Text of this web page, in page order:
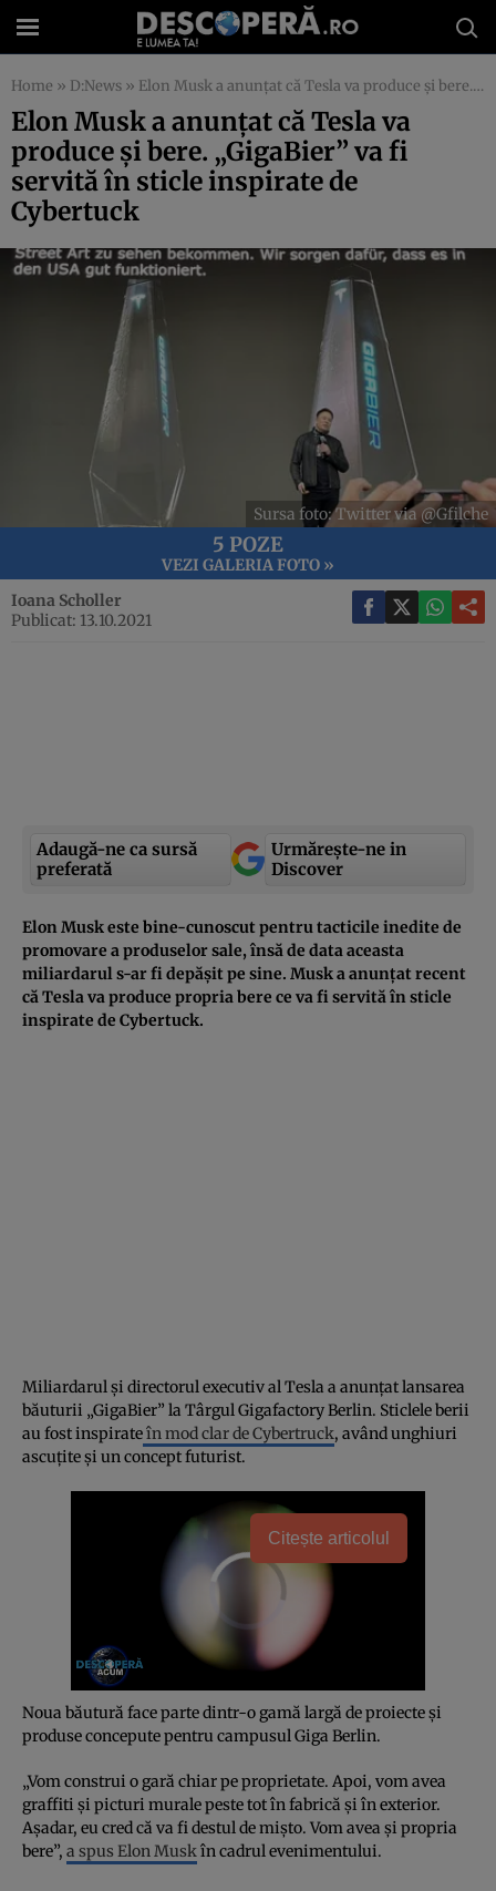
Home » D:News » Elon Musk a anunțat că Tesla va produce și bere. „GigaBier” va fi servită în sticle inspirate de Cybertuck
Elon Musk a anunțat că Tesla va
produce și bere. „GigaBier” va fi
servită în sticle inspirate de
Cybertuck
Sursa foto: Twitter via @Gfilche
5 POZE
VEZI GALERIA FOTO »
Ioana Scholler
Publicat: 13.10.2021
Adaugă-ne ca sursă
preferată
Urmărește-ne in
Discover
Elon Musk este bine-cunoscut pentru tacticile inedite de
promovare a produselor sale, însă de data aceasta
miliardarul s-ar fi depășit pe sine. Musk a anunțat recent
că Tesla va produce propria bere ce va fi servită în sticle
inspirate de Cybertuck.
Miliardarul și directorul executiv al Tesla a anunțat lansarea
băuturii „GigaBier” la Târgul Gigafactory Berlin. Sticlele berii
au fost inspirateîn mod clar de Cybertruck, având unghiuri
ascuțite și un concept futurist.
Citește articolul
Noua băutură face parte dintr-o gamă largă de proiecte și
produse concepute pentru campusul Giga Berlin.
„Vom construi o gară chiar pe proprietate. Apoi, vom avea
graffiti și picturi murale peste tot în fabrică și în exterior.
Așadar, eu cred că va fi destul de mișto. Vom avea și propria
bere”, a spus Elon Muskîn cadrul evenimentului.